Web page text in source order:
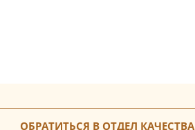
ОБРАТИТЬСЯ В ОТДЕЛ КАЧЕСТВА